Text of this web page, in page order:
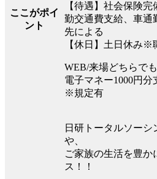
ここがポイ
ント
【待遇】社会保険
勤交通費支給、車
先による
【休日】土日休み※
WEB/来場どちらで
電子マネー1000円分
※規定有
日研トータルソー
や、
ご家族の生活を豊
ス！！